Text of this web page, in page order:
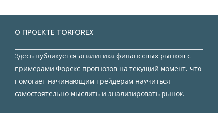
О ПРОЕКТЕ TORFOREX
Здесь публикуется аналитика финансовых рынков с
примерами Форекс прогнозов на текущий момент, что
помогает начинающим трейдерам научиться
самостоятельно мыслить и анализировать рынок.